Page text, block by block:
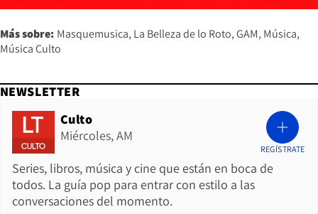
Más sobre: Masquemusica La Belleza de lo Roto GAM Música
Música Culto
NEWSLETTER
Culto
Miércoles, AM
Series, libros, música y cine que están en boca de
todos. La guía pop para entrar con estilo a las
conversaciones del momento.
REGÍSTRATE